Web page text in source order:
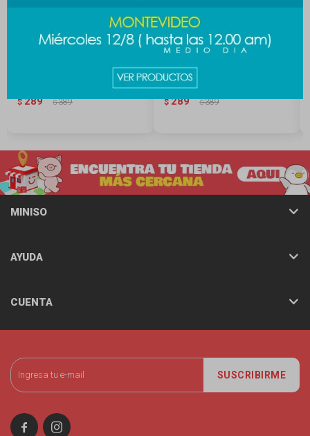
Lunchera Star Wars - blanca
$ 289 $389
Lunchera doggie - beige
$ 289 $389
SUSCRIBIRME
 
MINISO
AYUDA
CUENTA